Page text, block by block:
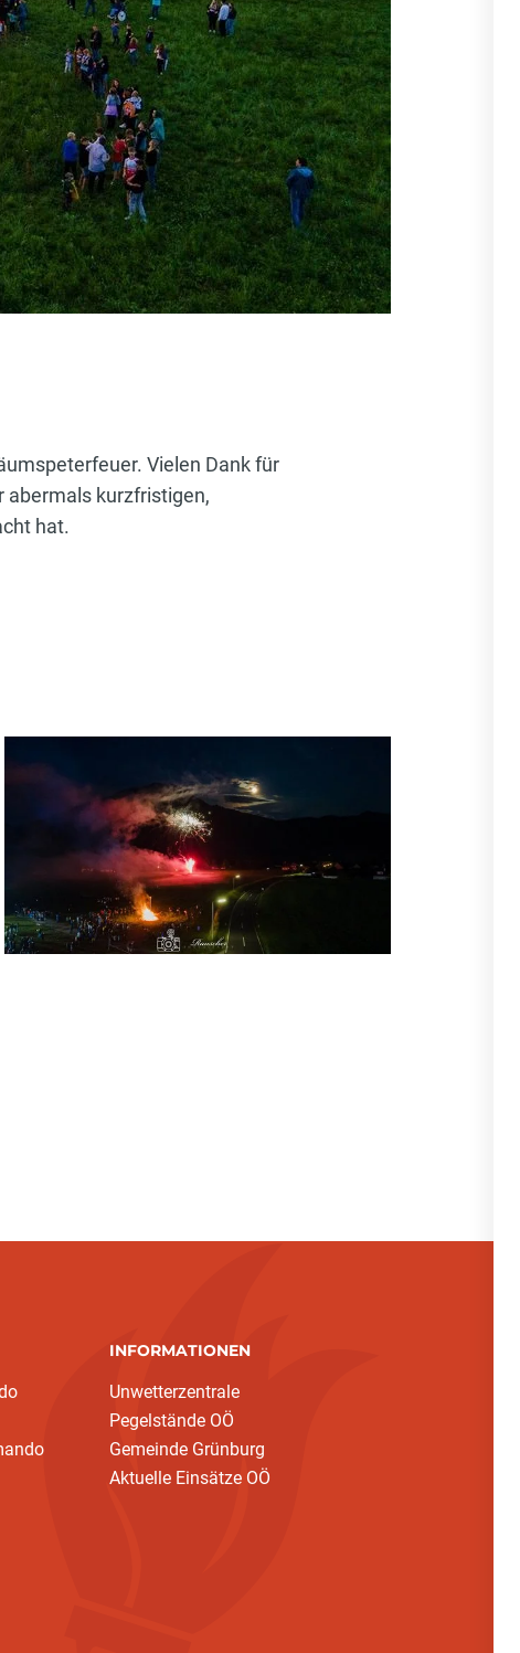
Vielen Dank für
abermals kurzfristigen,
hat.
INFORMATIONEN
Unwetterzentrale
Pegelstände OÖ
Gemeinde Grünburg
Aktuelle Einsätze OÖ